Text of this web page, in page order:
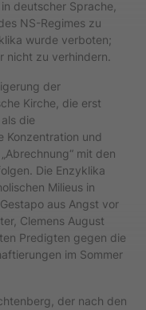
deutscher Sprache,
NS-Regimes zu
wurde verboten;
nicht zu verhindern.
der
Kirche, die erst
die
Konzentration und
mit den
Die Enzyklika
Milieus in
aus Angst vor
Clemens August
Predigten gegen die
im Sommer
der nach den